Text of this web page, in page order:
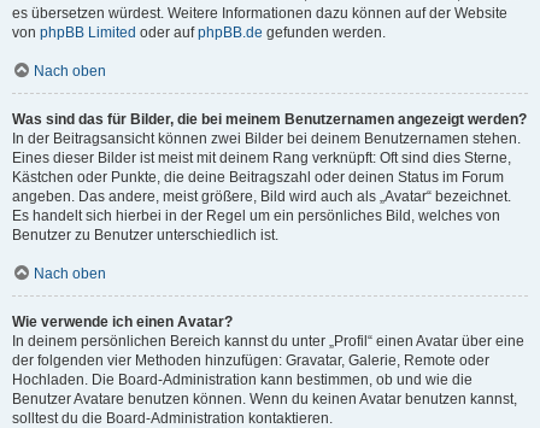
es übersetzen würdest. Weitere Informationen dazu können auf der Website
von phpBB Limited oder aufphpBB.de gefunden werden.
Nach oben
Was sind das für Bilder, die bei meinem Benutzernamen angezeigt werden?
In der Beitragsansicht können zwei Bilder bei deinem Benutzernamen stehen.
Eines dieser Bilder ist meist mit deinem Rang verknüpft: Oft sind dies Sterne,
Kästchen oder Punkte, die deine Beitragszahl oder deinen Status im Forum
angeben. Das andere, meist größere, Bild wird auch als „Avatar“ bezeichnet.
Es handelt sich hierbei in der Regel um ein persönliches Bild, welches von
Benutzer zu Benutzer unterschiedlich ist.
Nach oben
Wie verwende ich einen Avatar?
In deinem persönlichen Bereich kannst du unter „Profil“ einen Avatar über eine
der folgenden vier Methoden hinzufügen: Gravatar, Galerie, Remote oder
Hochladen. Die Board-Administration kann bestimmen, ob und wie die
Benutzer Avatare benutzen können. Wenn du keinen Avatar benutzen kannst,
solltest du die Board-Administration kontaktieren.